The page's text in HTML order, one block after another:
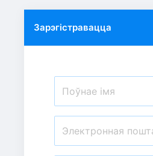
Зарэгістравацца